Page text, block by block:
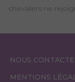
chevaliers ne
NOUS
MENTIONS